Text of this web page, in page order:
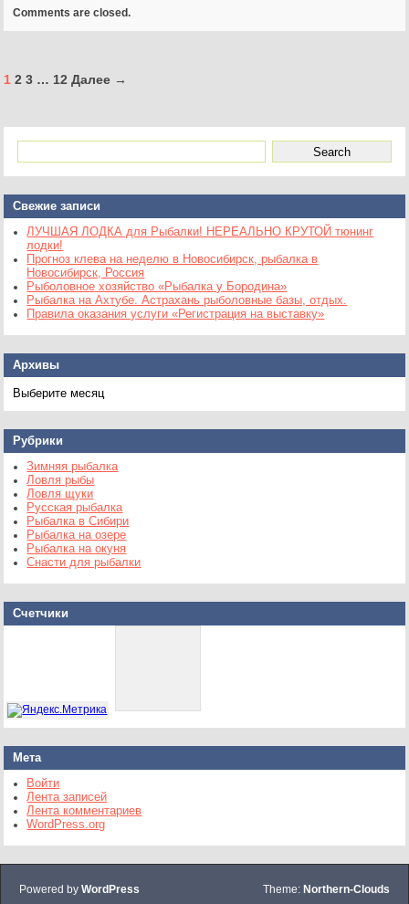
Comments are closed.
1 2 3 … 12 Далее →
Свежие записи
ЛУЧШАЯ ЛОДКА для Рыбалки! НЕРЕАЛЬНО КРУТОЙ тюнинг
лодки!
Прогноз клева на неделю в Новосибирск, рыбалка в
Новосибирск, Россия
Рыболовное хозяйство «Рыбалка у Бородина»
Рыбалка на Ахтубе. Астрахань рыболовные базы, отдых.
Правила оказания услуги «Регистрация на выставку»
Архивы
Архивы
Рубрики
Зимняя рыбалка
Ловля рыбы
Ловля щуки
Русская рыбалка
Рыбалка в Сибири
Рыбалка на озере
Рыбалка на окуня
Снасти для рыбалки
Счетчики
Мета
Войти
Лента записей
Лента комментариев
WordPress.org
Theme: Northern-Clouds
Powered by WordPress